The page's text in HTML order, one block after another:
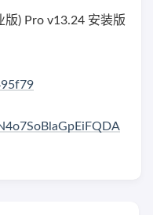
) Pro v13.24 安装版